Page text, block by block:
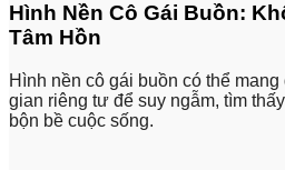
Hình Nền Cô Gái Buồn:
Tâm Hồn
Hình nền cô gái buồn có thể
gian riêng tư để suy ngẫm, tìm
bộn bề cuộc sống.